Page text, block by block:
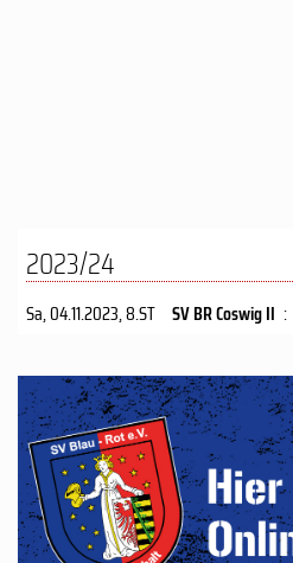
2023/24
Sa, 04.11.2023, 8.ST SV BR Coswig II :